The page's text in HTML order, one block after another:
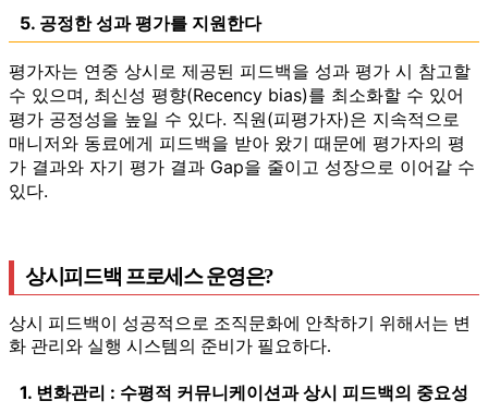
5. 공정한 성과 평가를 지원한다
평가자는 연중 상시로 제공된 피드백을 성과 평가 시 참고할
수 있으며, 최신성 평향(Recency bias)를 최소화할 수 있어
평가 공정성을 높일 수 있다. 직원(피평가자)은 지속적으로
매니저와 동료에게 피드백을 받아 왔기 때문에 평가자의 평
가 결과와 자기 평가 결과 Gap을 줄이고 성장으로 이어갈 수
있다.
상시피드백 프로세스 운영은?
상시 피드백이 성공적으로 조직문화에 안착하기 위해서는 변
화 관리와 실행 시스템의 준비가 필요하다.
1. 변화관리 : 수평적 커뮤니케이션과 상시 피드백의 중요성